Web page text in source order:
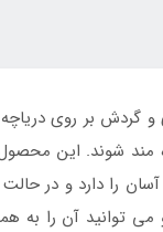
مند شوند. این
را دارد و در
توانید آن را به